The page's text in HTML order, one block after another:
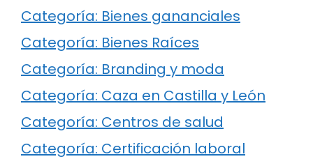
Categoría: Bienes gananciales
Categoría: Bienes Raíces
Categoría: Branding y moda
Categoría: Caza en Castilla y León
Categoría: Centros de salud
Categoría: Certificación laboral